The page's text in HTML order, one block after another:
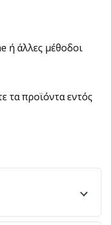
ή άλλες μέθοδοι
τα προϊόντα εντός